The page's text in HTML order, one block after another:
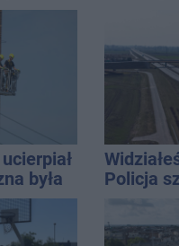
tle
była
Policja